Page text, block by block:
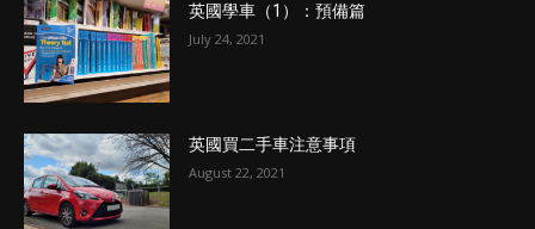
英國學車（1）：預備篇
July 24, 2021
英國買二手車注意事項
August 22, 2021